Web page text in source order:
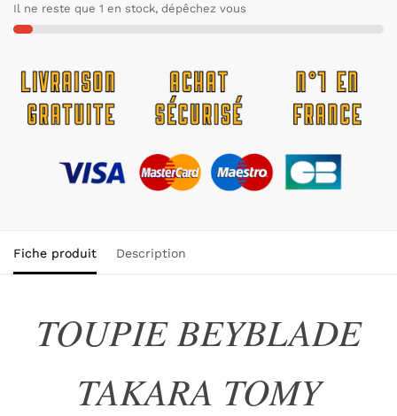
Il ne reste que 1 en stock, dépêchez vous
Fiche produit Description
TOUPIE BEYBLADE
TAKARA TOMY